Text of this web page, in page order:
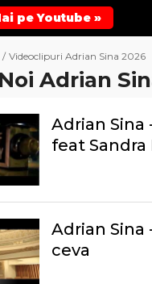
pe Youtube »
/ Videoclipuri Adrian Sina 2026
Adrian
Adrian Sina
feat Sandra
Adrian Sina
ceva